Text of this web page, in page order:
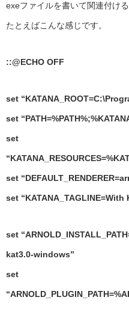
exeファイルを書いて関連付ける
たとえばこんな感じです。
::@ECHO OFF
set
set
set
set
set “KATANA_TAGLINE=With
set
kat3.0-windows”
set